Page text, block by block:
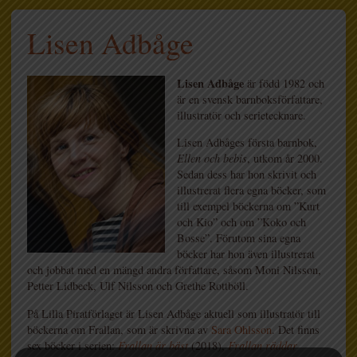
Lisen Adbåge
Lisen Adbågeär född 1982 och
är en svensk barnboksförfattare,
illustratör och serietecknare.
Lisen Adbåges första barnbok,
Ellen och bebis, utkom år 2000.
Sedan dess har hon skrivit och
illustrerat flera egna böcker, som
till exempel böckerna om ”Kurt
och Kio” och om ”Koko och
Bosse”. Förutom sina egna
böcker har hon även illustrerat
och jobbat med en mängd andra författare, såsom Moni Nilsson,
Petter Lidbeck, Ulf Nilsson och Grethe Rottböll.
På Lilla Piratförlaget är Lisen Adbåge aktuell som illustratör till
böckerna om Frallan, som är skrivna av Sara Ohlsson. Det finns
sex böcker i serien:Frallan är bäst(2018),Frallan räddar